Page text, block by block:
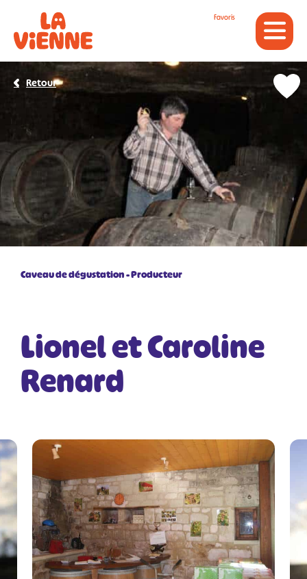
Favoris
Caveau de dégustation Producteur
Lionel et Caroline
Renard
Retour